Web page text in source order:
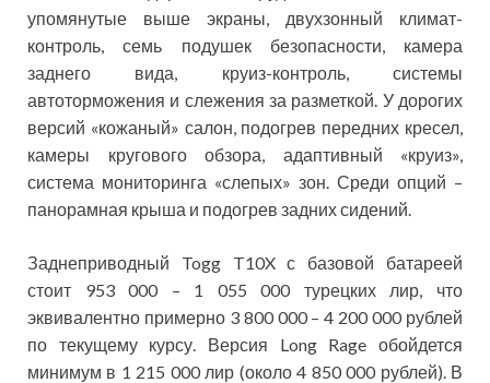
упомянутые выше экраны, двухзонный климат-
контроль, семь подушек безопасности, камера
заднего вида, круиз-контроль, системы
автоторможения и слежения за разметкой. У дорогих
версий «кожаный» салон, подогрев передних кресел,
камеры кругового обзора, адаптивный «круиз»,
система мониторинга «слепых» зон. Среди опций –
панорамная крыша и подогрев задних сидений.
Заднеприводный Togg T10X с базовой батареей
стоит 953 000 – 1 055 000 турецких лир, что
эквивалентно примерно 3 800 000 – 4 200 000 рублей
по текущему курсу. Версия Long Rage обойдется
минимум в 1 215 000 лир (около 4 850 000 рублей). В